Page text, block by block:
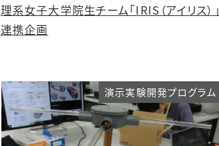
理系女子大学院生チーム「IRIS（アイリス）」
連携企画
演示実験開発プログラム